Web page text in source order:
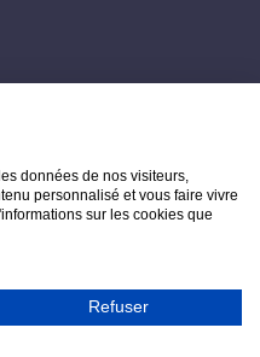
Tous droits réservés.
données de nos visiteurs,
personnalisé et vous faire vivre
sur les cookies que
Refuser